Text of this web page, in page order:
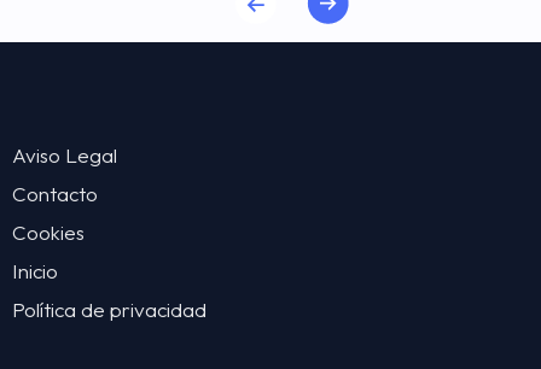
Aviso Legal
Contacto
Cookies
Inicio
Política de privacidad